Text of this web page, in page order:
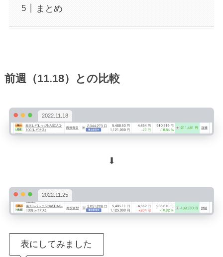
まとめ
前週（11.18）との比較
2022.11.18
⬇︎
2022.11.25
表にしてみました